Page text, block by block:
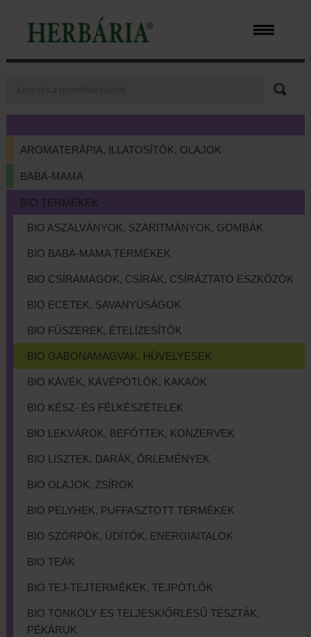
AROMATERÁPIA, ILLATOSÍTÓK, OLAJOK
BABA-MAMA
BIO TERMÉKEK
BIO ASZALVÁNYOK, SZÁRÍTMÁNYOK, GOMBÁK
BIO BABA-MAMA TERMÉKEK
BIO CSÍRAMAGOK, CSÍRÁK, CSÍRÁZTATÓ ESZKÖZÖK
BIO ECETEK, SAVANYÚSÁGOK
BIO FŰSZEREK, ÉTELÍZESÍTŐK
BIO GABONAMAGVAK, HÜVELYESEK
BIO KÁVÉK, KÁVÉPÓTLÓK, KAKAÓK
BIO KÉSZ- ÉS FÉLKÉSZÉTELEK
BIO LEKVÁROK, BEFŐTTEK, KONZERVEK
BIO LISZTEK, DARÁK, ŐRLEMÉNYEK
BIO OLAJOK, ZSÍROK
BIO PELYHEK, PUFFASZTOTT TERMÉKEK
BIO SZÖRPÖK, ÜDÍTŐK, ENERGIAITALOK
BIO TEÁK
BIO TEJ-TEJTERMÉKEK, TEJPÓTLÓK
BIO TÖNKÖLY ÉS TELJESKIŐRLÉSŰ TÉSZTÁK,
PÉKÁRUK